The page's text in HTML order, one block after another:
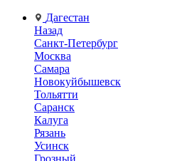
Дагестан
Назад
Санкт-Петербург
Москва
Самара
Новокуйбышевск
Тольятти
Саранск
Калуга
Рязань
Усинск
Грозный